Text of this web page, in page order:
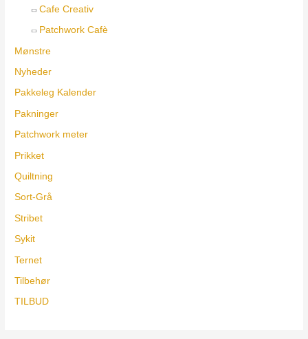
Cafe Creativ
Patchwork Cafè
Mønstre
Nyheder
Pakkeleg Kalender
Pakninger
Patchwork meter
Prikket
Quiltning
Sort-Grå
Stribet
Sykit
Ternet
Tilbehør
TILBUD